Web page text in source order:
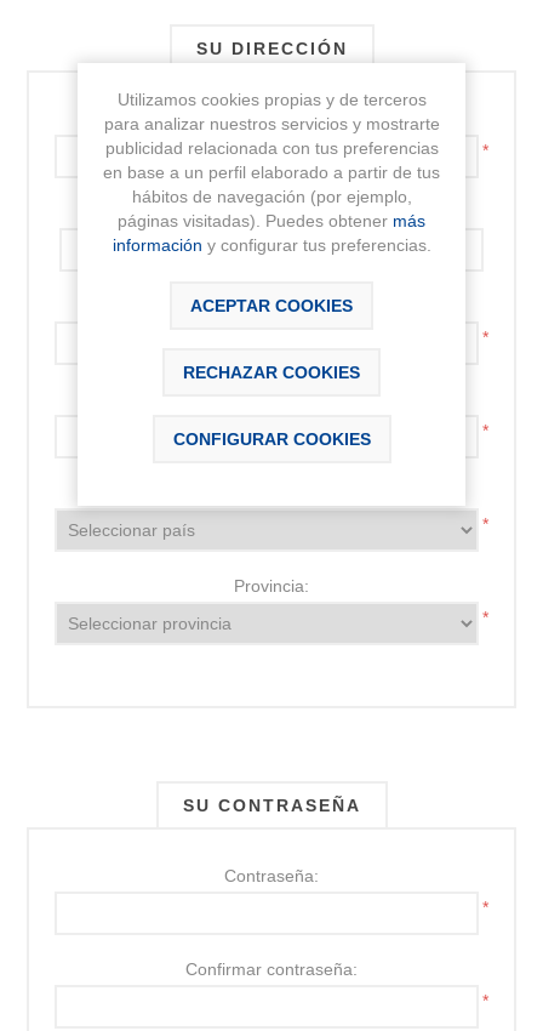
SU DIRECCIÓN
Dirección:
*
Dirección 2:
Código postal:
*
*
*
Provincia:
*
SU CONTRASEÑA
Contraseña:
*
Confirmar contraseña:
*
Utilizamos cookies propias y de terceros
para analizar nuestros servicios y mostrarte
publicidad relacionada con tus preferencias
en base a un perfil elaborado a partir de tus
hábitos de navegación (por ejemplo,
páginas visitadas). Puedes obtener más
información y configurar tus preferencias.
ACEPTAR COOKIES
RECHAZAR COOKIES
CONFIGURAR COOKIES